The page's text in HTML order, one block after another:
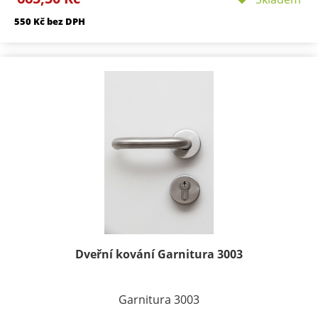
50/50mm Délka rozety 134 mm
Součástí kování je montážní materiál.
PZ - klika/klika otvor pro cylindrickou vložku
PZ RE - klika pravá / koule
550 Kč bez DPH
Dveřní kování Garnitura 3003
Garnitura 3003